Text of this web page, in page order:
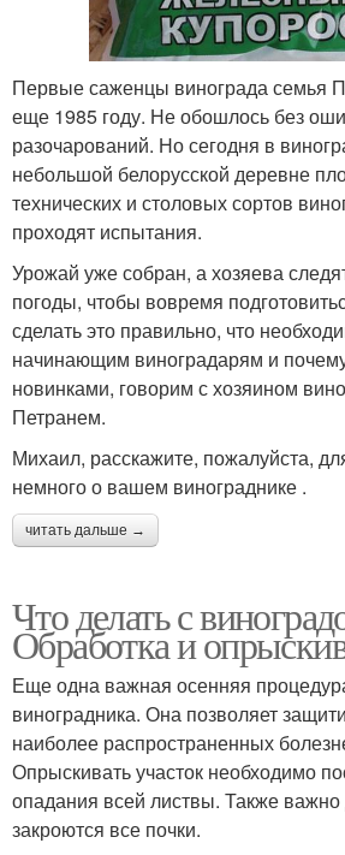
Первые саженцы винограда семья
еще 1985 году. Не обошлось без
разочарований. Но сегодня в
небольшой белорусской деревне
технических и столовых сортов
проходят испытания.
Урожай уже собран, а хозяева
погоды, чтобы вовремя
сделать это правильно, что
начинающим виноградарям и почему
новинками, говорим с хозяином
Петранем.
Михаил, расскажите, пожалуйста,
немного о вашем винограднике .
читать дальше →
Что делать с
Обработка и
Еще одна важная осенняя
виноградника. Она позволяет
наиболее распространенных
Опрыскивать участок необходимо
опадания всей листвы. Также важно
закроются все почки.